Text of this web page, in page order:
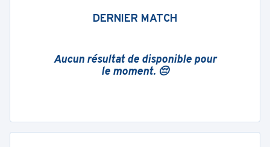
DERNIER MATCH
Aucun résultat de disponible pour
le moment. 😔